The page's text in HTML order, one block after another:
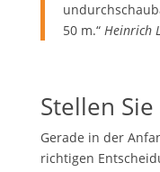
50 m.“ Heinrich
Stellen
Gerade in der
richtigen